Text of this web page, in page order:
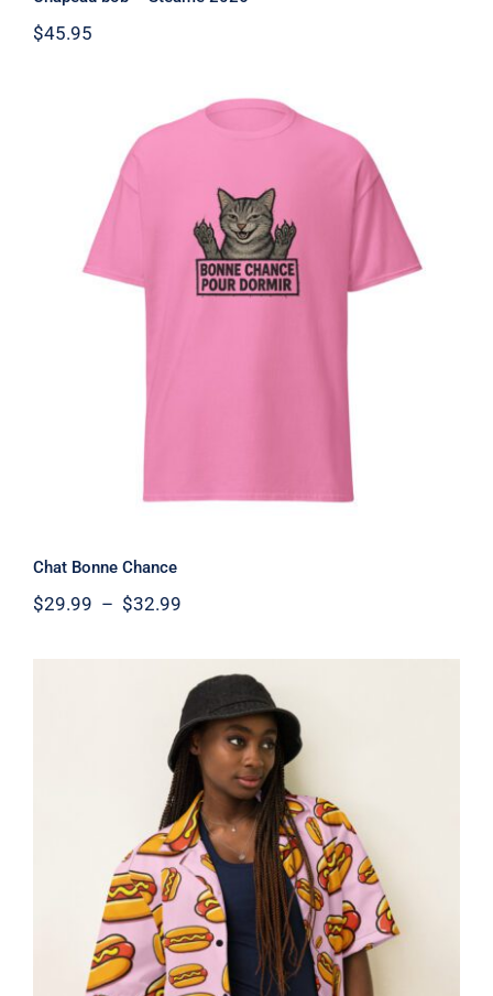
$45.95
Chat Bonne Chance
Chat Bonne Chance
$29.99 – $32.99Plage
$29.99
à
$32.99
Chemise à boutons – Steamé 2026